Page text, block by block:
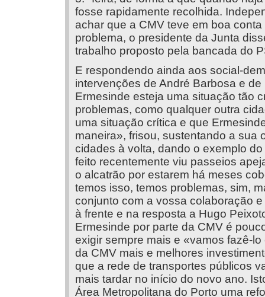
fosse rapidamente recolhida.
achar que a CMV teve em boa
problema, o presidente da Junta
trabalho proposto pela bancada do
E respondendo ainda aos social-
intervenções de André Barbosa e
Ermesinde esteja uma situação tão
problemas, como qualquer outra
uma situação crítica e que
maneira», frisou, sustentando a sua
cidades à volta, dando o exemplo
feito recentemente viu passeios
o alcatrão por estarem há meses
temos isso, temos problemas, sim,
conjunto com a vossa colaboração
à frente e na resposta a Hugo
Ermesinde por parte da CMV é
exigir sempre mais e «vamos fazê-
da CMV mais e melhores
que a rede de transportes públicos
mais tardar no início do novo ano.
Área Metropolitana do Porto uma